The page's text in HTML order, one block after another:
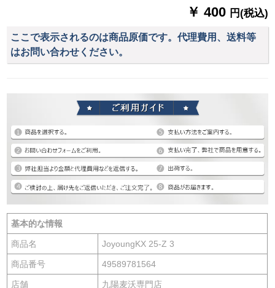
￥ 400 円(税込)
ここで表示されるのは商品原価です。代理費用、送料等
はお問い合わせください。
基本的な情報
商品名 JoyoungKX 25-Z 3
商品番号 49589781564
店舗 九陽麦沃専門店